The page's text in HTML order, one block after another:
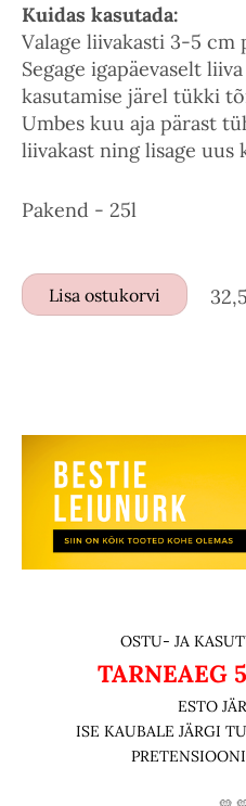
Kuidas kasutada:
Valage liivakasti 3-5 cm
Segage igapäevaselt
kasutamise järel tükki
Umbes kuu aja pärast
liivakast ning lisage uus
Pakend - 25l
Lisa ostukorvi
OSTU- JA
TARNEAEG
ESTO
ISE KAUBALE JÄRGI